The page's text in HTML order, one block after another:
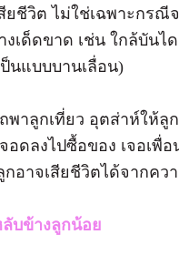
ยชีวิต ไม่ใช่เฉพาะกร
งเด็ดขาด เช่น ใกล้บันไ
ป็นแบบบานเลื่อน)
พาลูกเที่ยว อุตส่าห์ให้ลู
อดลงไปซื้อของ เจอเพื่
กอาจเสียชีวิตได้จากคว
บข้างลูกน้อย